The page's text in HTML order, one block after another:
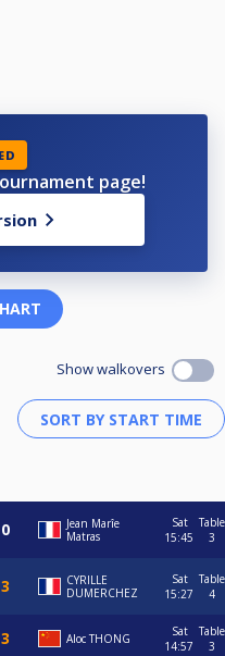
page!
Show walkovers
Jean Marîe
Matras
Sat
15:45
Table
3
CYRILLE
DUMERCHEZ
Sat
15:27
Table
4
Aloc THONG
Sat
14:57
Table
3